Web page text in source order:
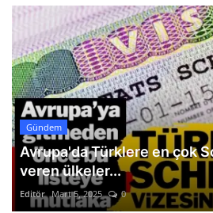
Gündem
Avrupa'da Türklere en çok
veren ülkeler...
Editör Mart 5, 2025 0